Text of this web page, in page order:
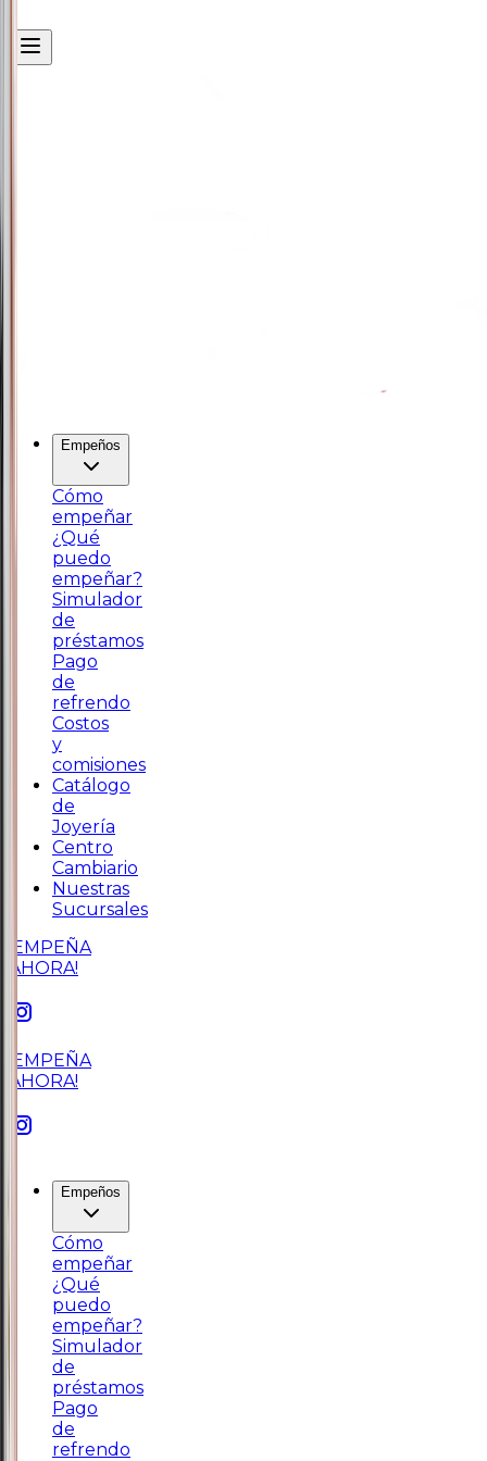
Empeños
Cómo
empeñar
¿Qué
puedo
empeñar?
Simulador
de
préstamos
Pago
de
refrendo
Costos
y
comisiones
Catálogo
de
Joyería
Centro
Cambiario
Nuestras
Sucursales
¡EMPEÑA
AHORA!
¡EMPEÑA
AHORA!
Empeños
Cómo
empeñar
¿Qué
puedo
empeñar?
Simulador
de
préstamos
Pago
de
refrendo